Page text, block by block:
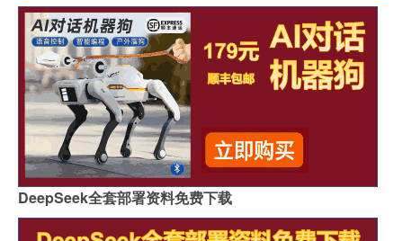
DeepSeek全套部署资料免费下载